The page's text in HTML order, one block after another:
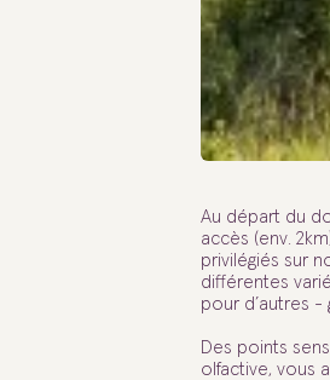
Au départ du
accès (env.
privilégiés sur
différentes
pour d’autres -
Des points
olfactive, vous